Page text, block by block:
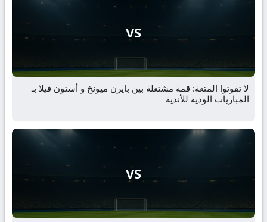
VS
لا تفوتوا المتعة: قمة مشتعلة بين بايرن ميونخ و أستون فيلا بـ
المباريات الودية للأندية
VS